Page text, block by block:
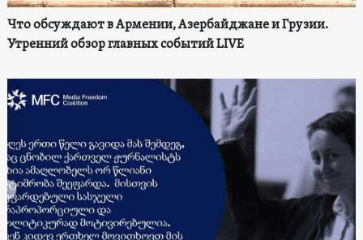
Что обсуждают в Армении, Азербайджане и Грузии.
Утренний обзор главных событий LIVE